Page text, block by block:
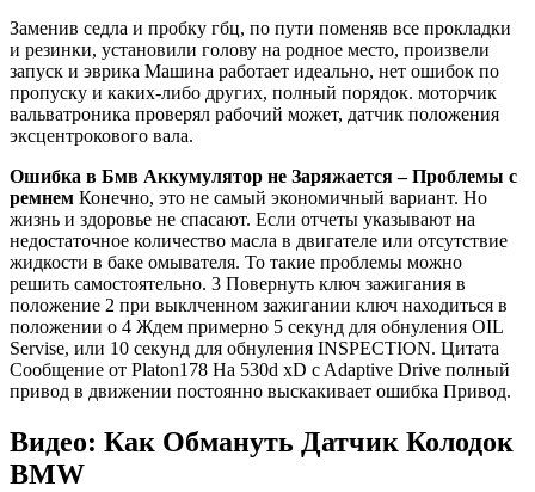
Заменив седла и пробку гбц, по пути поменяв все прокладки
и резинки, установили голову на родное место, произвели
запуск и эврика Машина работает идеально, нет ошибок по
пропуску и каких-либо других, полный порядок. моторчик
вальватроника проверял рабочий может, датчик положения
эксцентрокового вала.
Ошибка в Бмв Аккумулятор не Заряжается – Проблемы с
ремнем Конечно, это не самый экономичный вариант. Но
жизнь и здоровье не спасают. Если отчеты указывают на
недостаточное количество масла в двигателе или отсутствие
жидкости в баке омывателя. То такие проблемы можно
решить самостоятельно. 3 Повернуть ключ зажигания в
положение 2 при выклченном зажигании ключ находиться в
положении о 4 Ждем примерно 5 секунд для обнуления OIL
Servise, или 10 секунд для обнуления INSPECTION. Цитата
Сообщение от Platon178 На 530d xD c Adaptive Drive полный
привод в движении постоянно выскакивает ошибка Привод.
Видео: Как Обмануть Датчик Колодок
BMW